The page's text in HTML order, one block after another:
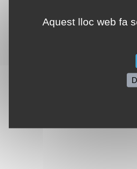
Aquest lloc web fa